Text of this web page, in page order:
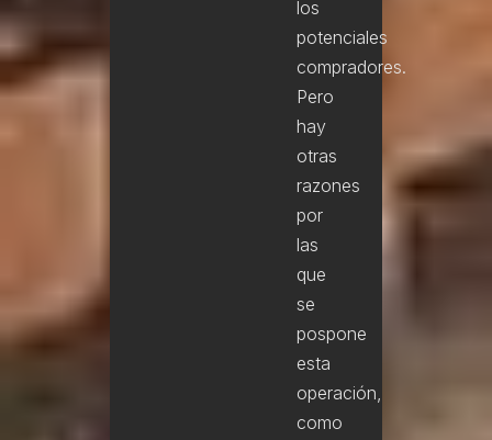
los
potenciales
compradores.
Pero
hay
otras
razones
por
las
que
se
pospone
esta
operación,
como